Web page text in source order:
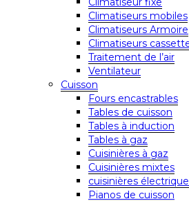
Climatiseurs mobiles
Climatiseurs Armoire
Climatiseurs
Traitement de l’air
Ventilateur
Cuisson
Fours encastrables
Tables de cuisson
Tables à induction
Tables à gaz
Cuisinières à gaz
Cuisinières mixtes
cuisinières
Pianos de cuisson